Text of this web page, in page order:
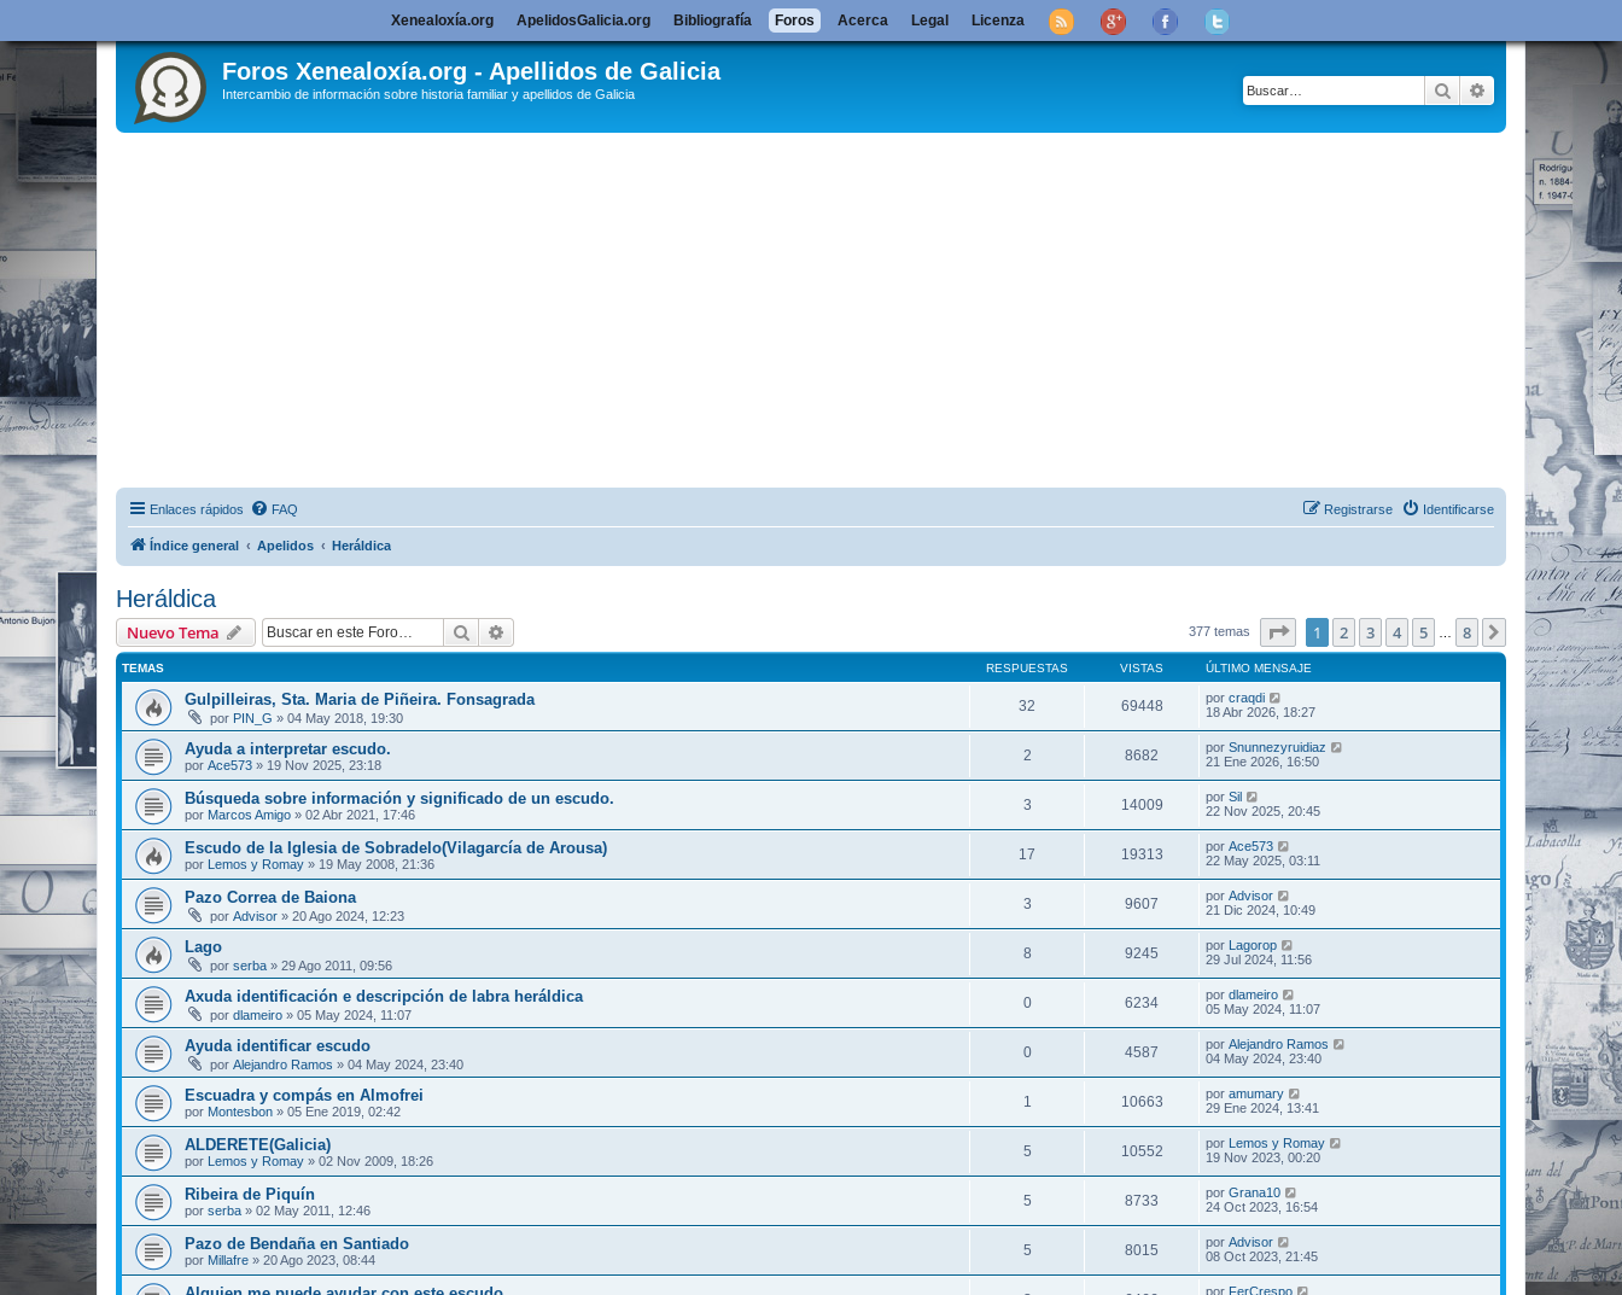
Foros Xenealoxía.org - Apellidos de Galicia
Intercambio de información sobre historia familiar y apellidos de Galicia Buscar Búsqueda
Enlaces rápidos FAQ Identificarse
Registrarse
Índice general Apelidos Heráldica
Heráldica
Nuevo Tema Buscar 377 temas Página1 de
1 2 3 4 5 8 Siguiente
TEMAS RESPUESTAS VISTAS ÚLTIMO MENSAJE
Gulpilleiras, Sta. Maria de Piñeira. Fonsagrada
por PIN_G » 04 May 2018, 19:30
32 69448 por craqdi
18 Abr 2026, 18:27
Ayuda a interpretar escudo.
por Ace573 » 19 Nov 2025, 23:18
2 8682 por Snunnezyruidiaz
21 Ene 2026, 16:50
Búsqueda sobre información y significado de un escudo.
por Marcos Amigo » 02 Abr 2021, 17:46
3 14009 por Sil
22 Nov 2025, 20:45
Escudo de la Iglesia de Sobradelo(Vilagarcía de Arousa)
por Lemos y Romay » 19 May 2008, 21:36
17 19313 por Ace573
22 May 2025, 03:11
Pazo Correa de Baiona
por Advisor » 20 Ago 2024, 12:23
3 9607 por Advisor
21 Dic 2024, 10:49
Lago
por serba » 29 Ago 2011, 09:56
8 9245 por Lagorop
29 Jul 2024, 11:56
Axuda identificación e descripción de labra heráldica
por dlameiro » 05 May 2024, 11:07
0 6234 por dlameiro
05 May 2024, 11:07
Ayuda identificar escudo
por Alejandro Ramos » 04 May 2024, 23:40
0 4587 por Alejandro Ramos
04 May 2024, 23:40
Escuadra y compás en Almofrei
por Montesbon » 05 Ene 2019, 02:42
1 10663 por amumary
29 Ene 2024, 13:41
ALDERETE(Galicia)
por Lemos y Romay » 02 Nov 2009, 18:26
5 10552 por Lemos y Romay
19 Nov 2023, 00:20
Ribeira de Piquín
por serba » 02 May 2011, 12:46
5 8733 por Grana10
24 Oct 2023, 16:54
Pazo de Bendaña en Santiado
por Millafre » 20 Ago 2023, 08:44
5 8015 por Advisor
08 Oct 2023, 21:45
por FerCrespo
Xenealoxía.org ApelidosGalicia.org Bibliografía Foros Acerca Legal Licenza